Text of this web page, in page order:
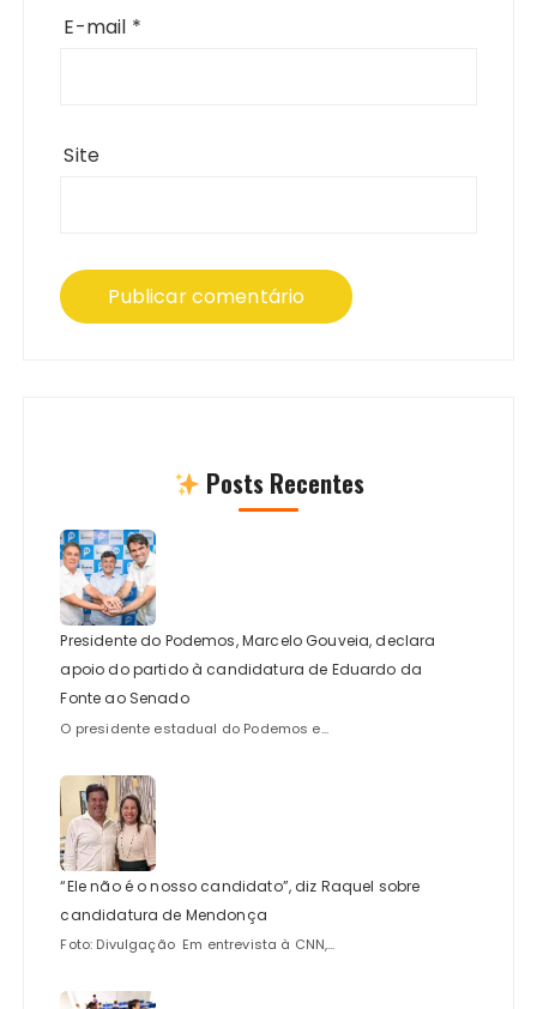
E-mail *
Site
Posts Recentes
Presidente do Podemos, Marcelo Gouveia, declara
apoio do partido à candidatura de Eduardo da
Fonte ao Senado
O presidente estadual do Podemos e...
“Ele não é o nosso candidato”, diz Raquel sobre
candidatura de Mendonça
Foto: Divulgação Em entrevista à CNN,...